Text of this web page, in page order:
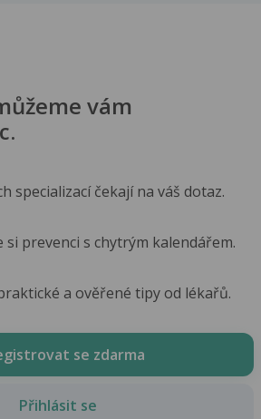
vám
specializací čekají na váš dotaz.
si prevenci s chytrým kalendářem.
a ověřené tipy od lékařů.
se zdarma
Přihlásit se